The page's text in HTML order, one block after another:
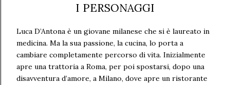
I PERSONAGGI
Luca D’Antona è un giovane milanese che si è laureato in
medicina. Ma la sua passione, la cucina, lo porta a
cambiare completamente percorso di vita. Inizialmente
apre una trattoria a Roma, per poi spostarsi, dopo una
disavventura d’amore, a Milano, dove apre un ristorante